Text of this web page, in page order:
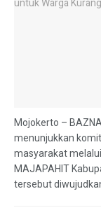
Mojokerto –
menunjukkan
masyarakat
MAJAPAHIT
tersebut